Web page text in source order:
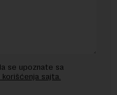
se upoznate sa
sajta.